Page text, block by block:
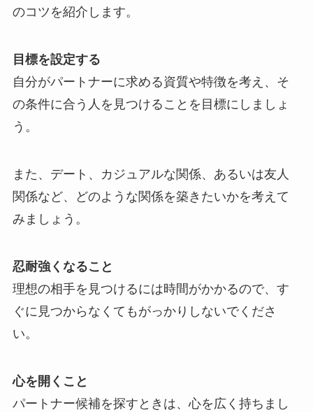
のコツを紹介します。
目標を設定する
自分がパートナーに求める資質や特徴を考え、そ
の条件に合う人を見つけることを目標にしましょ
う。
また、デート、カジュアルな関係、あるいは友人
関係など、どのような関係を築きたいかを考えて
みましょう。
忍耐強くなること
理想の相手を見つけるには時間がかかるので、す
ぐに見つからなくてもがっかりしないでくださ
い。
心を開くこと
パートナー候補を探すときは、心を広く持ちまし